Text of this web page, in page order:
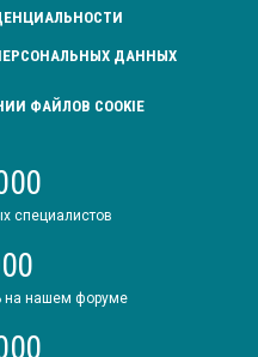
ДАННЫХ
ФАЙЛОВ COOKIE
специалистов
на нашем форуме